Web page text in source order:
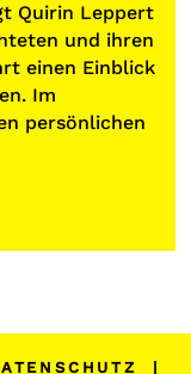
Quirin Leppert
und ihren
einen Einblick
Im
persönlichen